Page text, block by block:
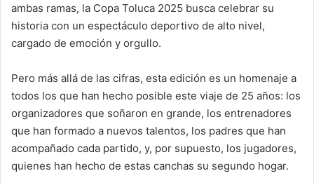
ambas ramas, la Copa Toluca 2025 busca celebrar su
historia con un espectáculo deportivo de alto nivel,
cargado de emoción y orgullo.
Pero más allá de las cifras, esta edición es un homenaje a
todos los que han hecho posible este viaje de 25 años: los
organizadores que soñaron en grande, los entrenadores
que han formado a nuevos talentos, los padres que han
acompañado cada partido, y, por supuesto, los jugadores,
quienes han hecho de estas canchas su segundo hogar.